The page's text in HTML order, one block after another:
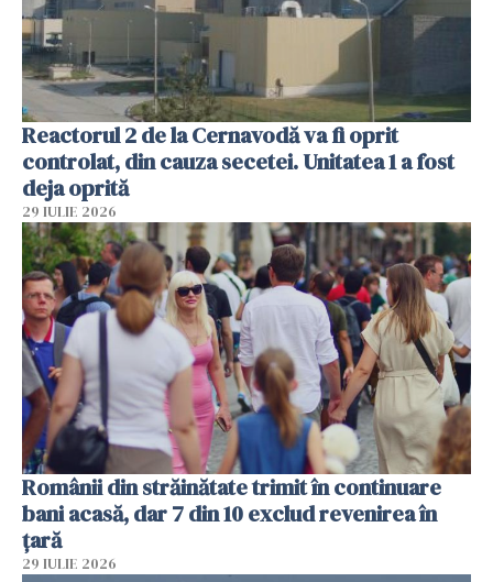
Reactorul 2 de la Cernavodă va fi oprit
controlat, din cauza secetei. Unitatea 1 a fost
deja oprită
29 IULIE 2026
Românii din străinătate trimit în continuare
bani acasă, dar 7 din 10 exclud revenirea în
țară
29 IULIE 2026